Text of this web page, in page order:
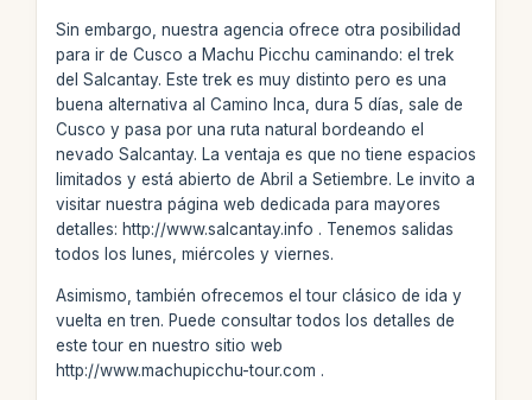
Sin embargo, nuestra agencia ofrece otra posibilidad
para ir de Cusco a Machu Picchu caminando: el trek
del Salcantay. Este trek es muy distinto pero es una
buena alternativa al Camino Inca, dura 5 días, sale de
Cusco y pasa por una ruta natural bordeando el
nevado Salcantay. La ventaja es que no tiene espacios
limitados y está abierto de Abril a Setiembre. Le invito a
visitar nuestra página web dedicada para mayores
detalles: http://www.salcantay.info . Tenemos salidas
todos los lunes, miércoles y viernes.
Asimismo, también ofrecemos el tour clásico de ida y
vuelta en tren. Puede consultar todos los detalles de
este tour en nuestro sitio web
http://www.machupicchu-tour.com .